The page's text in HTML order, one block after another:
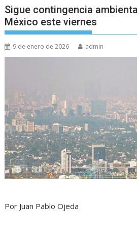
Sigue contingencia
México este viernes
9 de enero de 2026 admin
Por Juan Pablo Ojeda